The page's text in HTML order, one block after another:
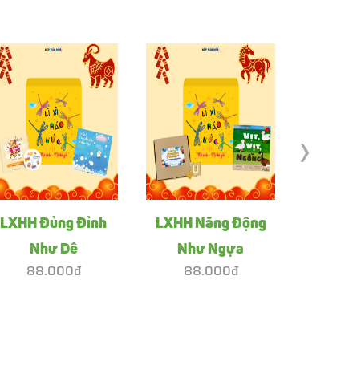
LXHH Đủng Đỉnh
Như Dê
88.000đ
LXHH Năng Động
Như Ngựa
88.000đ
›